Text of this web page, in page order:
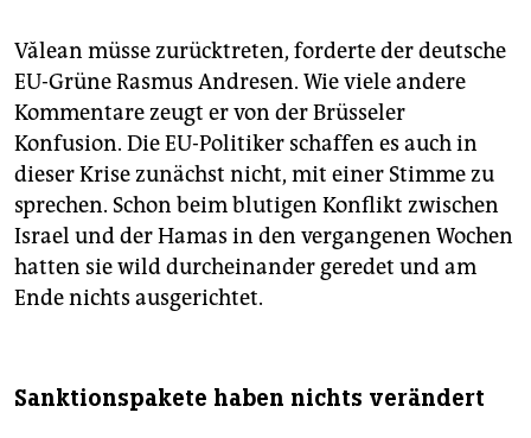
Vălean müsse zurücktreten, forderte der deutsche
EU-Grüne Rasmus Andresen. Wie viele andere
Kommentare zeugt er von der Brüsseler
Konfusion. Die EU-Politiker schaffen es auch in
dieser Krise zunächst nicht, mit einer Stimme zu
sprechen. Schon beim blutigen Konflikt zwischen
Israel und der Hamas in den vergangenen Wochen
hatten sie wild durcheinander geredet und am
Ende nichts ausgerichtet.
Sanktionspakete haben nichts verändert